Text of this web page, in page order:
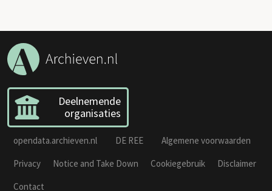
Deelnemende
organisaties
opendata.archieven.nl DE REE
Algemene voorwaarden
Privacy
Notice and Take Down Cookiegebruik
Disclaimer
Contact